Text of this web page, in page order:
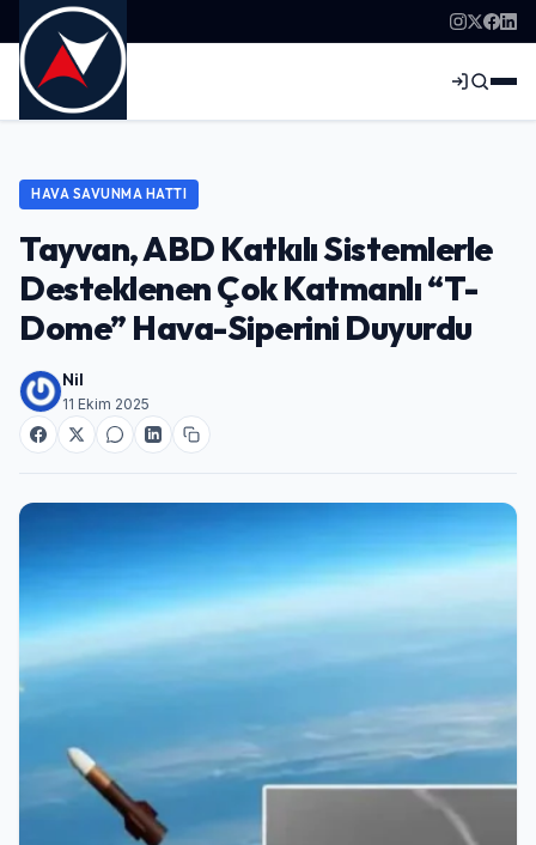
HAVA SAVUNMA HATTI
Tayvan, ABD Katkılı Sistemlerle
Desteklenen Çok Katmanlı “T-
Dome” Hava-Siperini Duyurdu
Nil
11 Ekim 2025